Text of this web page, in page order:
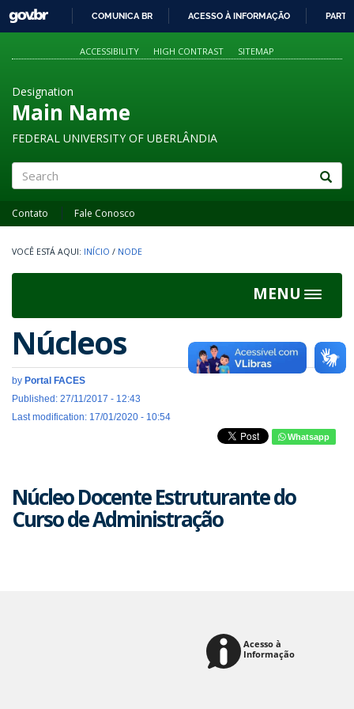
PARA
O
GOVBR
COMUNICA BR ACESSO À INFORMAÇÃO
ACCESSIBILITY HIGH CONTRAST SITEMAP
Designation
Main Name
FEDERAL UNIVERSITY OF UBERLÂNDIA
Contato Fale Conosco
INÍCIO / NODE
MENU
Toggle
Núcleos
by Portal FACES
Published: 27/11/2017 - 12:43
Last modification: 17/01/2020 - 10:54
Whatsapp
Núcleo Docente Estruturante do
Curso de Administração